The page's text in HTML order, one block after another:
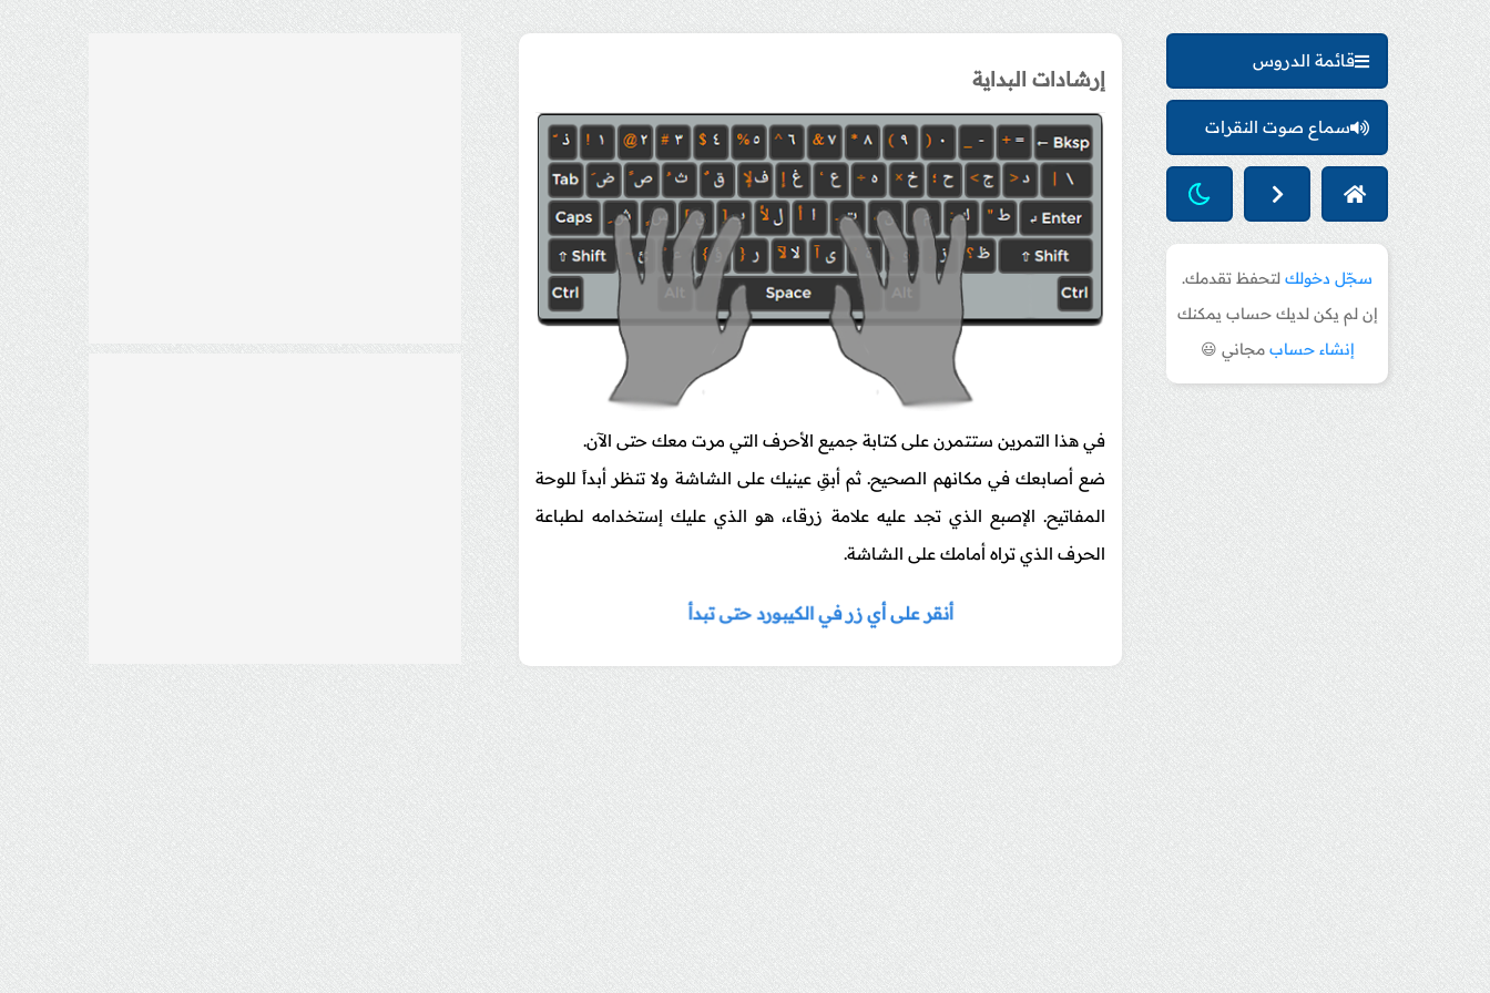
إرشادات البداية
في هذا التمرين ستتمرن على كتابة جميع الأحرف التي مرت معك حتى الآن.
ضع أصابعك في مكانهم الصحيح. ثم أبقِ عينيك على الشاشة ولا تنظر أبداً للوحة
المفاتيح. الإصبع الذي تجد عليه علامة زرقاء، هو الذي عليك إستخدامه لطباعة
الحرف الذي تراه أمامك على الشاشة.
أنقر على أي زر في الكيبورد حتى تبدأ
قائمة الدروس
سماع صوت النقرات
سجّل دخولك لتحفظ تقدمك.
إن لم يكن لديك حساب يمكنك
إنشاء حساب مجاني 😃